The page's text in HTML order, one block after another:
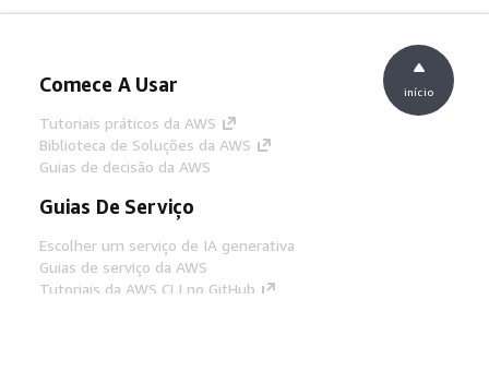
Comece A Usar
Tutoriais práticos da AWS
Biblioteca de Soluções da AWS
Guias de decisão da AWS
Guias De Serviço
Escolher um serviço de IA generativa
Guias de serviço da AWS
Tutoriais da AWS CLI no GitHub
início